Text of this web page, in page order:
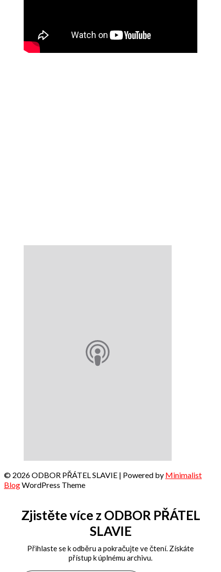
© 2026 ODBOR PŘÁTEL SLAVIE | Powered by Minimalist
BlogWordPress Theme
Zjistěte více z ODBOR PŘÁTEL
SLAVIE
Přihlaste se k odběru a pokračujte ve čtení. Získáte
přístup k úplnému archivu.